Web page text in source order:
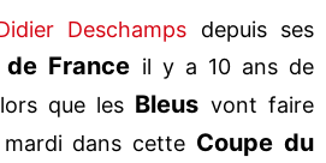
Deschamps depuis ses
France il y a 10 ans de
que les Bleus vont faire
dans cette Coupe du